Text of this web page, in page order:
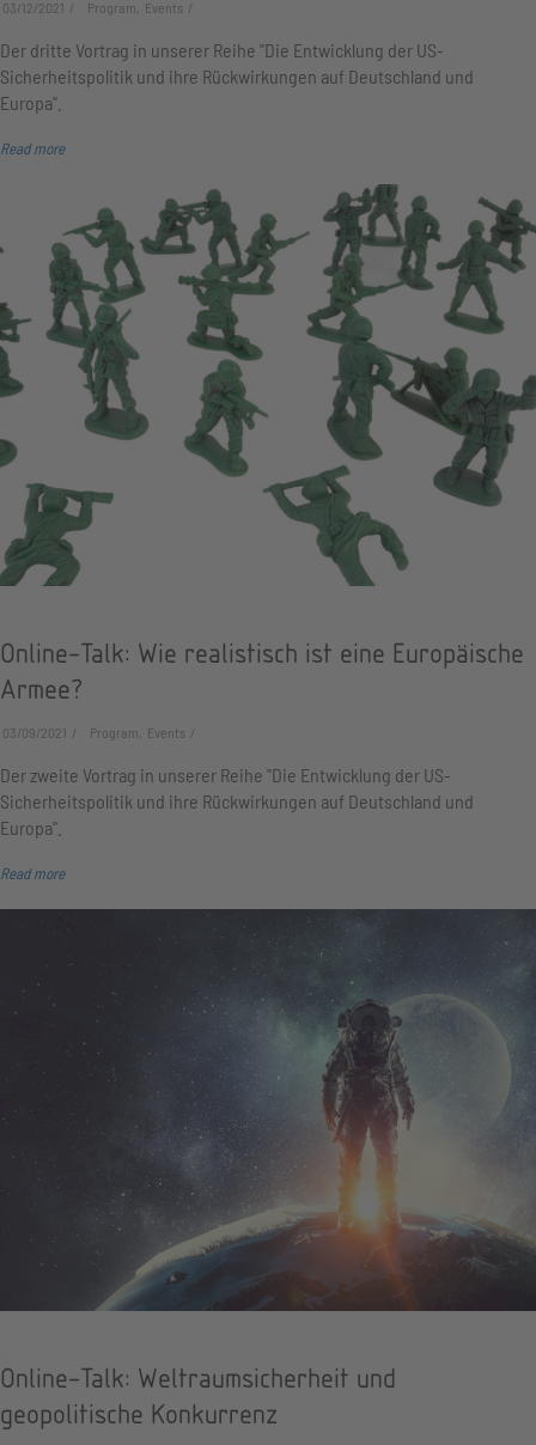
03/12/2021 Program, Events
Der dritte Vortrag in unserer Reihe "Die Entwicklung der US-
Sicherheitspolitik und ihre Rückwirkungen auf Deutschland und
Europa".
Read more
Online-Talk: Wie realistisch ist eine Europäische
Armee?
03/09/2021 Program, Events
Der zweite Vortrag in unserer Reihe "Die Entwicklung der US-
Sicherheitspolitik und ihre Rückwirkungen auf Deutschland und
Europa".
Read more
Online-Talk: Weltraumsicherheit und
geopolitische Konkurrenz